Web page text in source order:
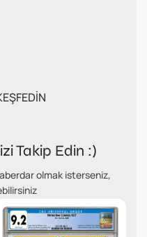
Takip Edin :)
olmak isterseniz,